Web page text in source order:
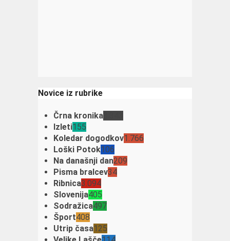
Novice iz rubrike
Črna kronika
Izleti155
Koledar dogodkov1.766
Loški Potok106
Na današnji dan209
Pisma bralcev34
Ribnica3.094
Slovenija405
Sodražica497
Šport408
Utrip časa125